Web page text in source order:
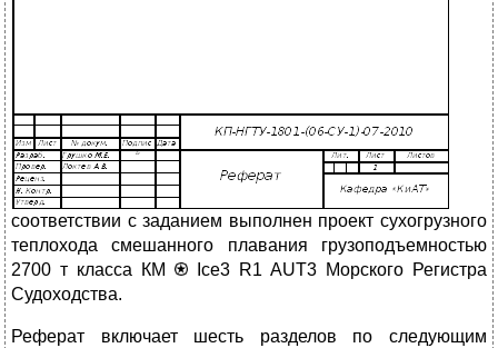
соответствии с заданием выполнен проект сухогрузного
теплохода смешанного плавания грузоподъемностью
2700 т класса КМ
Ice3 R1 AUT3 Морского Регистра
Судоходства.
Реферат включает шесть разделов по следующим